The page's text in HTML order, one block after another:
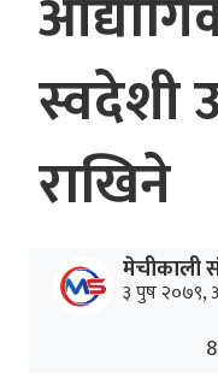
स्वदेशी
राखिने
मेचीकाली
३ पुष २०७९,